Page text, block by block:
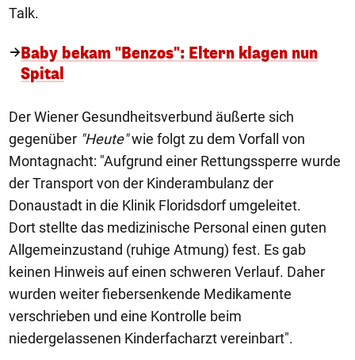
Talk.
Baby bekam "Benzos": Eltern klagen nun
Spital
Der Wiener Gesundheitsverbund äußerte sich
gegenüber "Heute"wie folgt zu dem Vorfall von
Montagnacht: "Aufgrund einer Rettungssperre wurde
der Transport von der Kinderambulanz der
Donaustadt in die Klinik Floridsdorf umgeleitet.
Dort stellte das medizinische Personal einen guten
Allgemeinzustand (ruhige Atmung) fest. Es gab
keinen Hinweis auf einen schweren Verlauf. Daher
wurden weiter fiebersenkende Medikamente
verschrieben und eine Kontrolle beim
niedergelassenen Kinderfacharzt vereinbart".